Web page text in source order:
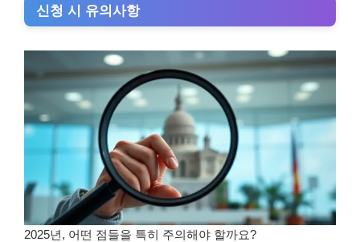
신청 시 유의사항
2025년, 어떤 점들을 특히 주의해야 할까요?